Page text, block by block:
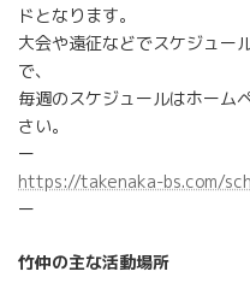
ドとなります。
大会や遠征などでスケジュー
で、
毎週のスケジュールはホーム
さい。
ー
https://takenaka-bs.com/
ー
竹仲の主な活動場所